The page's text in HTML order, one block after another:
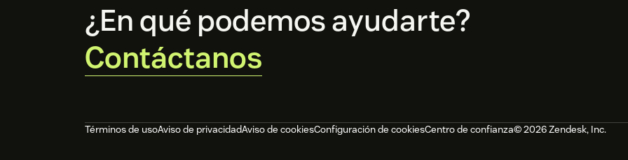
¿En qué podemos ayudarte?
Contáctanos
Términos de usoAviso de privacidadAviso de cookiesConfiguración de cookiesCentro de confianza© 2026 Zendesk, Inc.